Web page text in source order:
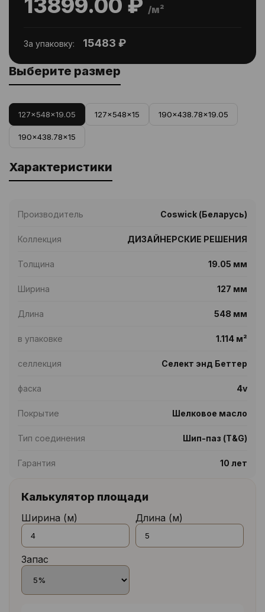
13899.00 ₽ /м²
За упаковку: 15483 ₽
Выберите размер
127x548x19.05 127x548x15 190x438.78x19.05
190x438.78x15
Характеристики
Производитель Coswick (Беларусь)
Коллекция ДИЗАЙНЕРСКИЕ РЕШЕНИЯ
Толщина 19.05 мм
Ширина 127 мм
Длина 548 мм
в упаковке 1.114 м²
селлекция Селект энд Беттер
фаска 4v
Покрытие Шелковое масло
Тип соединения Шип-паз (T&G)
Гарантия 10 лет
Калькулятор площади
Ширина (м) Длина (м)
Запас